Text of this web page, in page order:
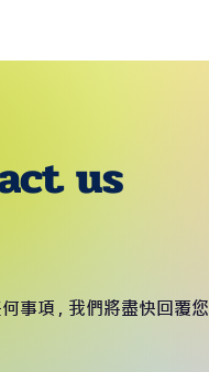
us
事項 , 我們將盡快回覆您